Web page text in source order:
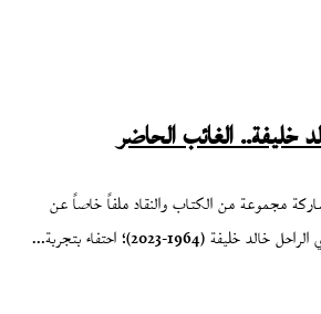
الغائب الحاضر
مجموعة من الكتاب والنقاد ملفاً خاصاً عن
(1964-2023)؛ احتفاء بتجربة…